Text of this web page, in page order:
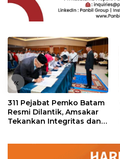
«
311 Pejabat Pemko Batam
Resmi Dilantik, Amsakar
Tekankan Integritas dan